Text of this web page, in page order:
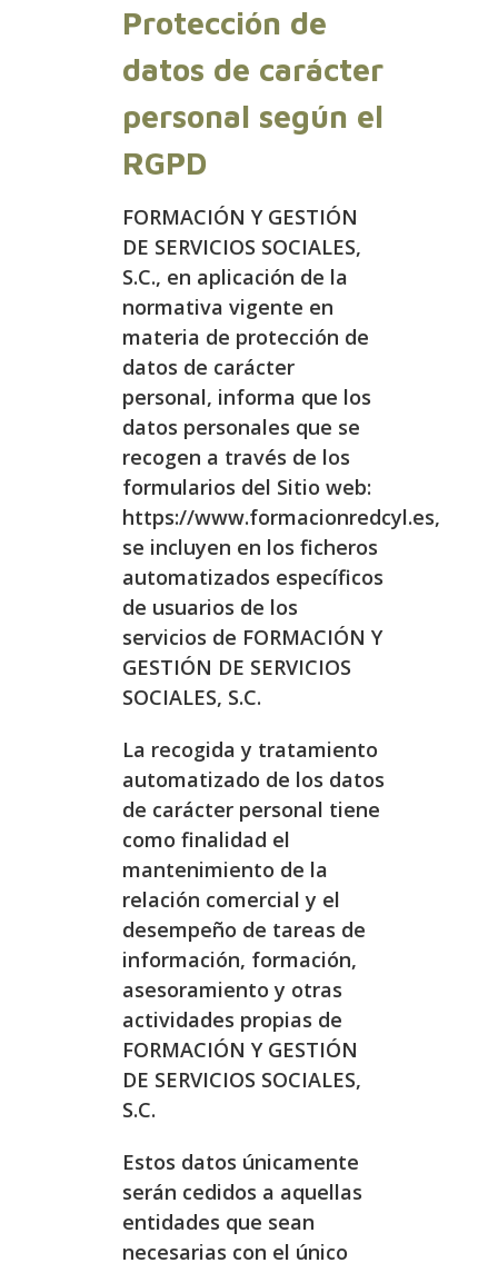
Protección de
datos de carácter
personal según el
RGPD
FORMACIÓN Y GESTIÓN
DE SERVICIOS SOCIALES,
S.C., en aplicación de la
normativa vigente en
materia de protección de
datos de carácter
personal, informa que los
datos personales que se
recogen a través de los
formularios del Sitio web:
https://www.formacionredcyl.es,
se incluyen en los ficheros
automatizados específicos
de usuarios de los
servicios de FORMACIÓN Y
GESTIÓN DE SERVICIOS
SOCIALES, S.C.
La recogida y tratamiento
automatizado de los datos
de carácter personal tiene
como finalidad el
mantenimiento de la
relación comercial y el
desempeño de tareas de
información, formación,
asesoramiento y otras
actividades propias de
FORMACIÓN Y GESTIÓN
DE SERVICIOS SOCIALES,
S.C.
Estos datos únicamente
serán cedidos a aquellas
entidades que sean
necesarias con el único